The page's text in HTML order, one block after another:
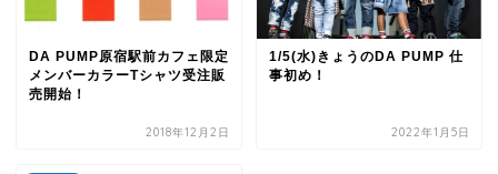
DA PUMP原宿駅前カフェ限定
メンバーカラーTシャツ受注販
売開始！
2018年12月2日
1/5(水)きょうのDA PUMP 仕
事初め！
2022年1月5日